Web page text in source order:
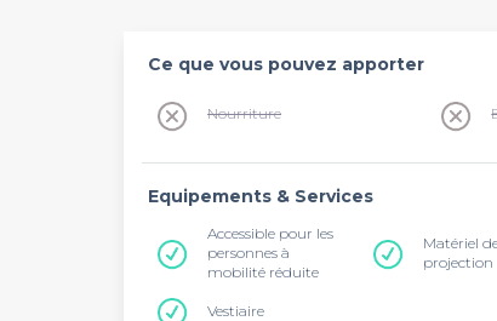
Ce que vous pouvez apporter
Nourriture
Equipements & Services
Accessible pour les
personnes à
mobilité réduite
Matériel
projection
Vestiaire